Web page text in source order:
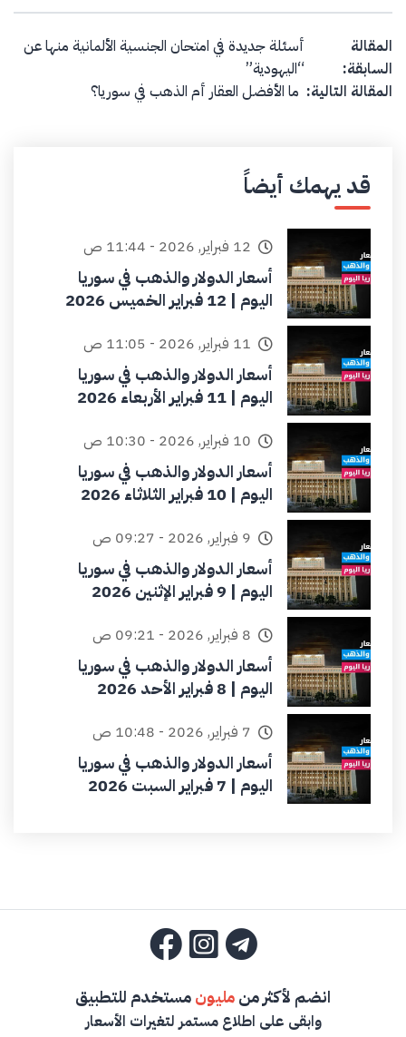
Post navigation
المقالة
السابقة:
أسئلة جديدة في امتحان الجنسية الألمانية منها عن
“اليهودية”
المقالة التالية: ما الأفضل العقار أم الذهب في سوريا؟
قد يهمك أيضاً
12 فبراير, 2026 - 11:44 ص
أسعار الدولار والذهب في سوريا
اليوم | 12 فبراير الخميس 2026
11 فبراير, 2026 - 11:05 ص
أسعار الدولار والذهب في سوريا
اليوم | 11 فبراير الأربعاء 2026
10 فبراير, 2026 - 10:30 ص
أسعار الدولار والذهب في سوريا
اليوم | 10 فبراير الثلاثاء 2026
9 فبراير, 2026 - 09:27 ص
أسعار الدولار والذهب في سوريا
اليوم | 9 فبراير الإثنين 2026
8 فبراير, 2026 - 09:21 ص
أسعار الدولار والذهب في سوريا
اليوم | 8 فبراير الأحد 2026
7 فبراير, 2026 - 10:48 ص
أسعار الدولار والذهب في سوريا
اليوم | 7 فبراير السبت 2026
انضم لأكثر منمليونمستخدم للتطبيق
وابقى على اطلاع مستمر لتغيرات الأسعار